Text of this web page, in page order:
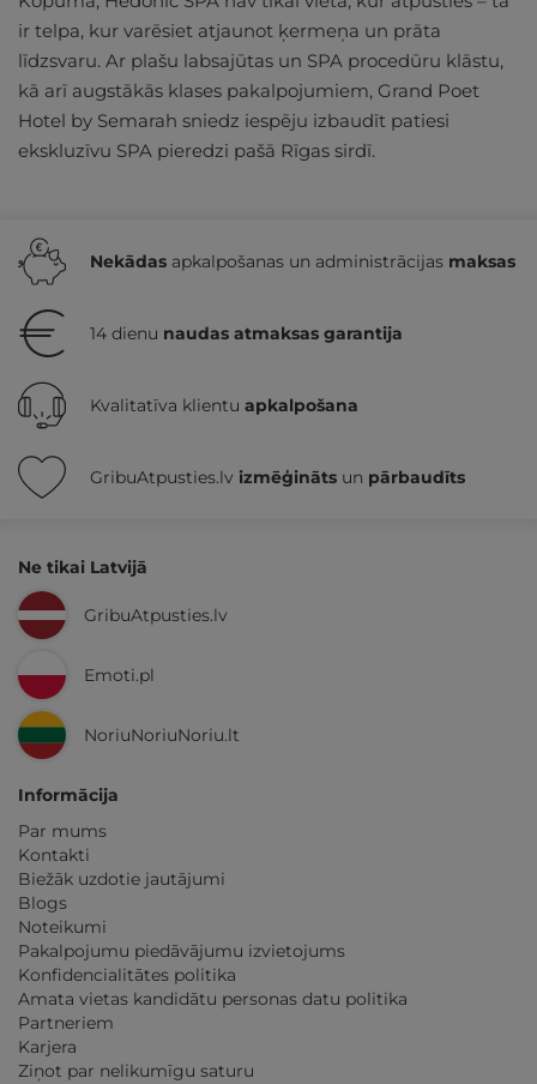
ir telpa, kur varēsiet atjaunot ķermeņa un prāta
līdzsvaru. Ar plašu labsajūtas un SPA procedūru klāstu,
kā arī augstākās klases pakalpojumiem, Grand Poet
Hotel by Semarah sniedz iespēju izbaudīt patiesi
ekskluzīvu SPA pieredzi pašā Rīgas sirdī.
Nekādas apkalpošanas un administrācijas maksas
14 dienu naudas atmaksas garantija
Kvalitatīva klientu apkalpošana
GribuAtpusties.lv izmēģināts un pārbaudīts
Ne tikai Latvijā
GribuAtpusties.lv
Emoti.pl
NoriuNoriuNoriu.lt
Informācija
Par mums
Kontakti
Biežāk uzdotie jautājumi
Blogs
Noteikumi
Pakalpojumu piedāvājumu izvietojums
Konfidencialitātes politika
Amata vietas kandidātu personas datu politika
Partneriem
Karjera
Ziņot par nelikumīgu saturu